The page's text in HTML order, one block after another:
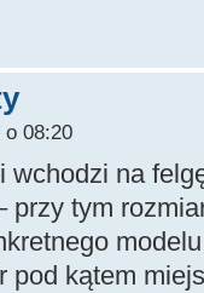
08:20
wchodzi na
przy tym
modelu
kątem